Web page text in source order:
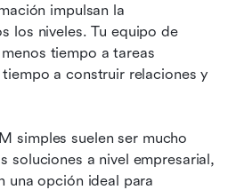
impulsan la
los niveles. Tu equipo de
tiempo a tareas
a construir relaciones y
simples suelen ser mucho
soluciones a nivel empresarial,
una opción ideal para